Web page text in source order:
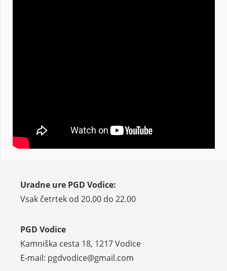
Uradne ure PGD Vodice:
Vsak četrtek od 20.00 do 22.00
PGD Vodice
Kamniška cesta 18, 1217 Vodice
E-mail: pgdvodice@gmail.com